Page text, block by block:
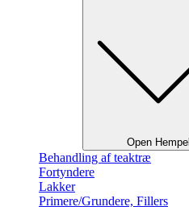
Open Hempel
Behandling af teaktræ
Fortyndere
Lakker
Primere/Grundere, Fillers